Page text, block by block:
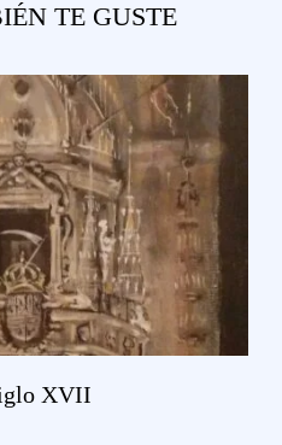
TE GUSTE
XVII